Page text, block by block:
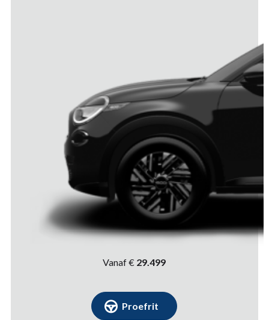
Vanaf € 29.499
Proefrit